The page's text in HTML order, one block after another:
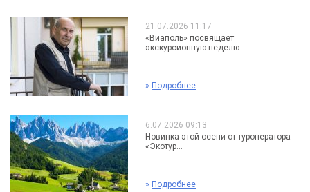
21.07.2026 11:17
«Виаполь» посвящает
экскурсионную неделю...
» Подробнее
6.07.2026 09:13
Новинка этой осени от туроператора
«Экотур...
» Подробнее